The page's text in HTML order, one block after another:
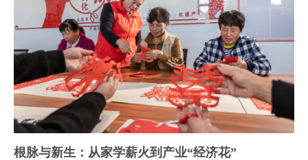
根脉与新生：从家学薪火到产业“经济花”